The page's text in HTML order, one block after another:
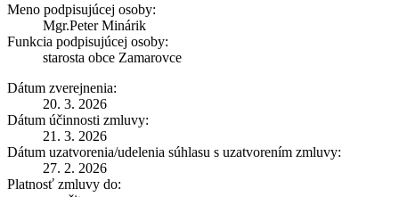
Meno podpisujúcej osoby:
Mgr.Peter Minárik
Funkcia podpisujúcej osoby:
starosta obce Zamarovce
Dátum zverejnenia:
20. 3. 2026
Dátum účinnosti zmluvy:
21. 3. 2026
Dátum uzatvorenia/udelenia súhlasu s uzatvorením zmluvy:
27. 2. 2026
Platnosť zmluvy do: